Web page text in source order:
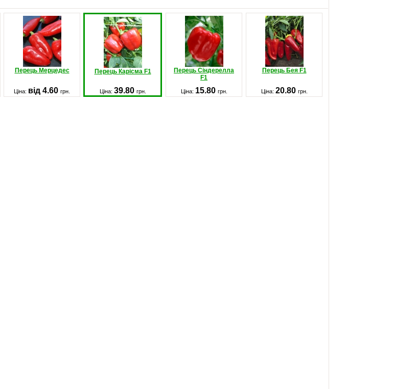
Перець Мерцедес Перець Карісма F1
Перець Сіндерелла
F1
Перець Бея F1
Ціна: від 4.60 грн. Ціна: 39.80 грн. Ціна: 15.80 грн. Ціна: 20.80 грн.